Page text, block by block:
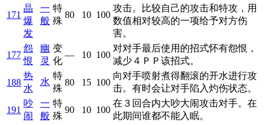
171
晶
爆
发
一
般
特
殊
80 10 100
攻击。比较自己的攻击和特攻，用
数值相对较高的一项给予对方伤
害。
177
怨
恨
幽
灵
变
化
— 10 100
对对手最后使用的招式怀有怨恨，
减少４ＰＰ该招式。
188
热
水
水
特
殊
80 15 100
向对手喷射煮得翻滚的开水进行攻
击。有时会让对手陷入灼伤状态。
191
吵
闹
一
般
特
殊
90 10 100
在３回合内大吵大闹攻击对手。在
此期间谁都不能入眠。